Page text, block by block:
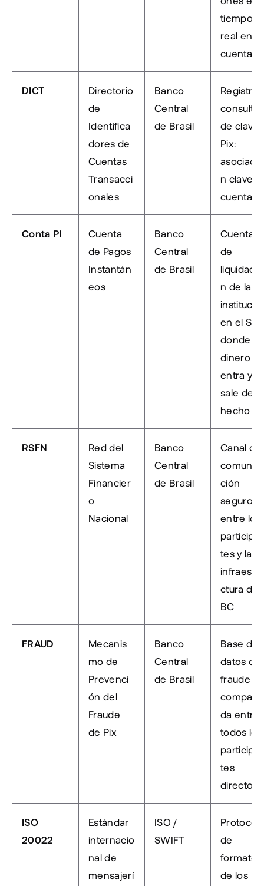
tiempo
real en la
cuenta PI
DICT
Directorio
de
Identifica
dores de
Cuentas
Transacci
onales
Banco
Central
de Brasil
Registro
consulta
de claves
Pix:
asociació
n clave →
cuenta
Conta PI
Cuenta
de Pagos
Instantán
eos
Banco
Central
de Brasil
Cuenta
de
liquidació
n de la
en el SPI,
donde el
dinero
entra y
sale de
hecho
RSFN
Red del
Sistema
Financier
o
Nacional
Banco
Central
de Brasil
Canal de
ción
seguro
entre los
tes y la
infraestru
ctura del
BC
FRAUD
Mecanis
mo de
Prevenci
ón del
Fraude
de Pix
Banco
Central
de Brasil
Base de
datos de
fraude
comparti
da entre
todos los
tes
directos
ISO
20022
Estándar
internacio
nal de
mensajerí
ISO /
SWIFT
de
formato
de los